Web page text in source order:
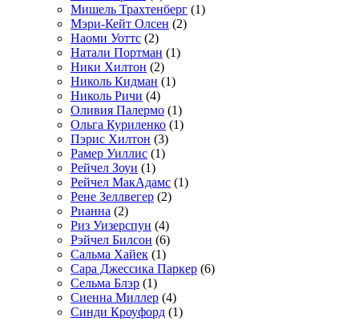
Мишель Трахтенберг (1)
Мэри-Кейт Олсен (2)
Наоми Уоттс (2)
Натали Портман (1)
Ники Хилтон (2)
Николь Кидман (1)
Николь Ричи (4)
Оливия Палермо (1)
Ольга Куриленко (1)
Пэрис Хилтон (3)
Рамер Уиллис (1)
Рейчел Зоуи (1)
Рейчел МакАдамс (1)
Рене Зеллвегер (2)
Рианна (2)
Риз Уизерспун (4)
Рэйчел Билсон (6)
Сальма Хайек (1)
Сара Джессика Паркер (6)
Сельма Блэр (1)
Сиенна Миллер (4)
Синди Кроуфорд (1)